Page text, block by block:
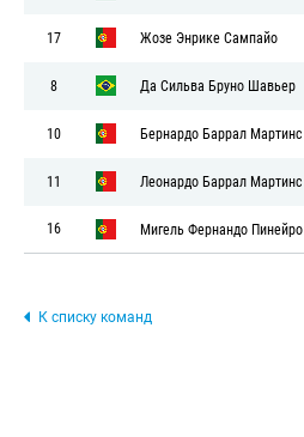
17 Жозе Энрике Сампайо
8 Да Сильва Бруно Шавьер
10 Бернардо Баррал Мартинс
11 Леонардо Баррал Мартинс
16 Мигель Фернандо Пинейро
К списку команд